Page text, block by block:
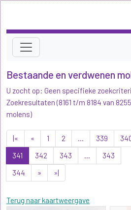
Bestaande en verdwenen
U zocht op: Geen specifieke
Zoekresultaten (8161 t/m 8184 van 8255
molens)
|« « 1 2 ... 339
341
342 343 ...
343
344
» »|
Terug naar kaartweergave